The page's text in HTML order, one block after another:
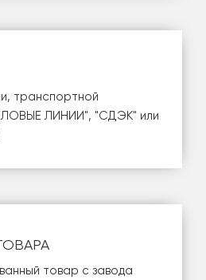
транспортной
ЛИНИИ", "СДЭК" или
товар с завода